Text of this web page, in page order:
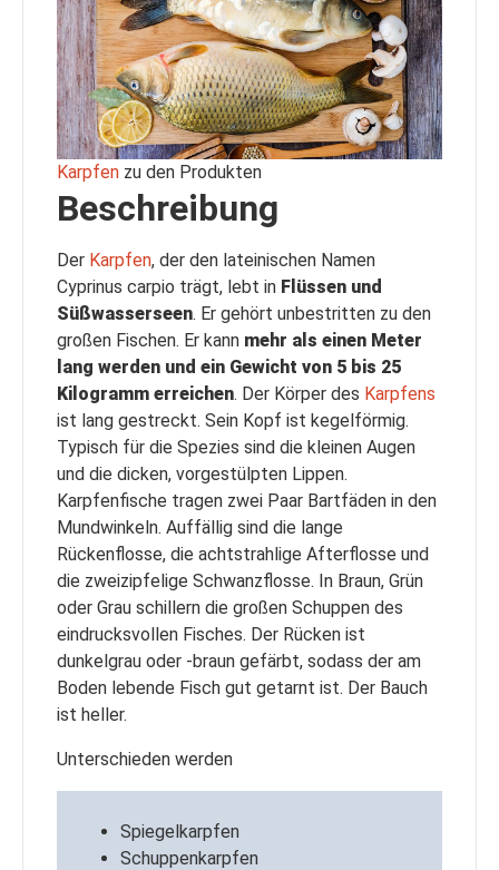
Karpfen zu den Produkten
Beschreibung
Der Karpfen, der den lateinischen Namen
Cyprinus carpio trägt, lebt in Flüssen und
Süßwasserseen. Er gehört unbestritten zu den
großen Fischen. Er kann mehr als einen Meter
lang werden und ein Gewicht von 5 bis 25
Kilogramm erreichen. Der Körper des Karpfens
ist lang gestreckt. Sein Kopf ist kegelförmig.
Typisch für die Spezies sind die kleinen Augen
und die dicken, vorgestülpten Lippen.
Karpfenfische tragen zwei Paar Bartfäden in den
Mundwinkeln. Auffällig sind die lange
Rückenflosse, die achtstrahlige Afterflosse und
die zweizipfelige Schwanzflosse. In Braun, Grün
oder Grau schillern die großen Schuppen des
eindrucksvollen Fisches. Der Rücken ist
dunkelgrau oder -braun gefärbt, sodass der am
Boden lebende Fisch gut getarnt ist. Der Bauch
ist heller.
Unterschieden werden
Spiegelkarpfen
Schuppenkarpfen